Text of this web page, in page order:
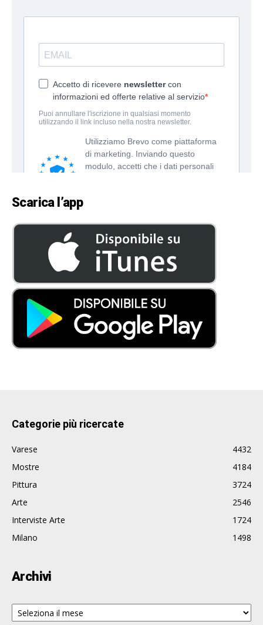
Scarica l’app
Categorie più ricercate
Varese
4432
Mostre
4184
Pittura
3724
Arte
2546
Interviste Arte
1724
Milano
1498
Archivi
Archivi